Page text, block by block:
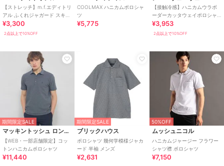
【ストレッチ】m.f.エディトリ
アル ふくれジャガード スキッ
パー半袖ポロシャツ
¥3,300
2点以上で10%OFF
COOLMAX ハニカムポロシャ
ツ
¥5,775
【接触冷感】ハニカムウラボ
ーダーカッタウェイポロシャ
ツ〈洗濯機で洗える/イージー
ケア/ストレッチ〉
¥3,953
2点以上で10%OFF
期間限定SALE
マッキントッシュ ロンドン
【WEB・一部店舗限定】コッ
トンハニカムポロシャツ
¥11,440
期間限定SALE
ブリックハウス
ポロシャツ 幾何学模様ジャカ
ード 半袖 メンズ
¥2,631
50%OFF
ムッシュニコル
ハニカムジャージー フラワー
シャツ襟 ポロシャツ
¥7,150